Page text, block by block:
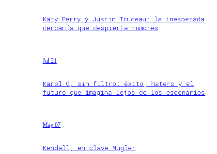
Katy Perry y Justin Trudeau: la inesperada
cercanía que despierta rumores
Jul 21
Karol G, sin filtro: éxito, haters y el
futuro que imagina lejos de los escenarios
May 07
Kendall, en clave Mugler